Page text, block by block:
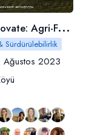
A
rkhe Innovate: Agri-Food Entrepreneurship Summit
Sürdürülebilirlik
Ağustos 2023